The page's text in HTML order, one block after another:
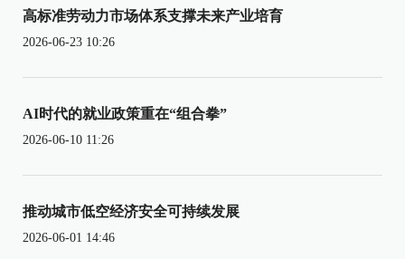
高标准劳动力市场体系支撑未来产业培育
2026-06-23 10:26
AI时代的就业政策重在“组合拳”
2026-06-10 11:26
推动城市低空经济安全可持续发展
2026-06-01 14:46